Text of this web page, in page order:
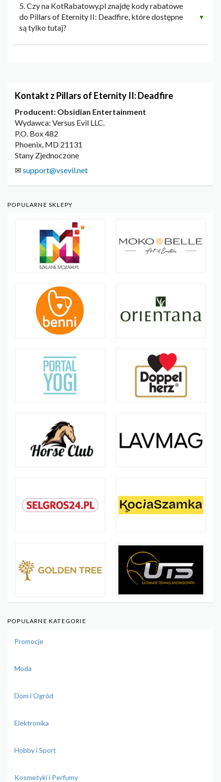
5. Czy na KotRabatowy.pl znajdę kody rabatowe
do Pillars of Eternity II: Deadfire, które dostępne
są tylko tutaj?
▼
Kontakt z Pillars of Eternity II: Deadfire
Producent: Obsidian Entertainment
Wydawca: Versus Evil LLC.
P.O. Box 482
Phoenix, MD 21131
Stany Zjednoczone
✉support@vsevil.net
POPULARNE SKLEPY
POPULARNE KATEGORIE
Promocje
Moda
Dom i Ogród
Elektronika
Hobby i Sport
Kosmetyki i Perfumy